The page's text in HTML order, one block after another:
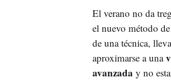
El verano no da
el nuevo método
de una técnica,
aproximarse a una
avanzada y no